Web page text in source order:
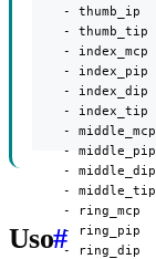
    - thumb_ip
    - thumb_tip
    - index_mcp
    - index_pip
    - index_dip
    - index_tip
    - middle_mcp
    - middle_pip
    - middle_dip
    - middle_tip
    - ring_mcp
    - ring_pip
    - ring_dip
Uso#